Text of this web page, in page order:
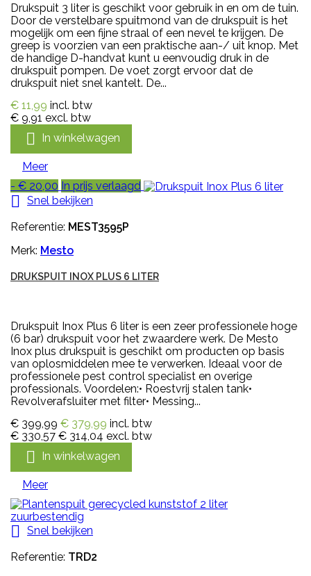
Drukspuit 3 liter is geschikt voor gebruik in en om de tuin.
Door de verstelbare spuitmond van de drukspuit is het
mogelijk om een fijne straal of een nevel te krijgen. De
greep is voorzien van een praktische aan-/ uit knop. Met
de handige D-handvat kunt u eenvoudig druk in de
drukspuit pompen. De voet zorgt ervoor dat de
drukspuit niet snel kantelt. De...
€ 11,99 incl. btw
€ 9,91 excl. btw
 In winkelwagen
Meer
- € 20,00 In prijs verlaagd
 Snel bekijken
Referentie: MEST3595P
Merk: Mesto
DRUKSPUIT INOX PLUS 6 LITER
Drukspuit Inox Plus 6 liter is een zeer professionele hoge
(6 bar) drukspuit voor het zwaardere werk. De Mesto
Inox plus drukspuit is geschikt om producten op basis
van oplosmiddelen mee te verwerken. Ideaal voor de
professionele pest control specialist en overige
professionals. Voordelen:• Roestvrij stalen tank•
Revolverafsluiter met filter• Messing...
€ 399,99 € 379,99 incl. btw
€ 330,57 € 314,04 excl. btw
 In winkelwagen
Meer
 Snel bekijken
Referentie: TRD2